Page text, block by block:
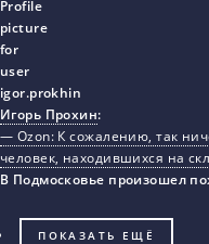
Игорь Прохин:
— Ozon: К сожалению, так
человек, находившихся на
В Подмосковье произошел
ПОКАЗАТЬ ЕЩЁ